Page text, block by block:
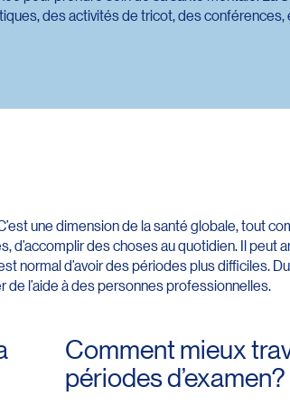
des activités de tricot, des conférences,
une dimension de la santé globale, tout
d’accomplir des choses au quotidien. Il peut
normal d’avoir des périodes plus difficiles.
l’aide à des personnes professionnelles.
Comment mieux
périodes d’examen?